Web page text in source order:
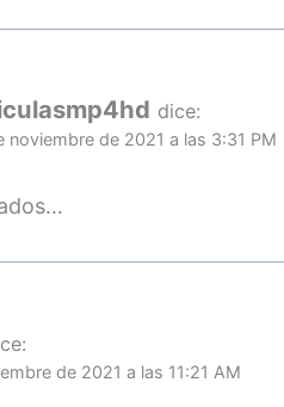
dice:
noviembre de 2021 a las 3:31 PM
de 2021 a las 11:21 AM